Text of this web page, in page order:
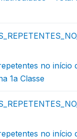
no início
1a Classe
no início